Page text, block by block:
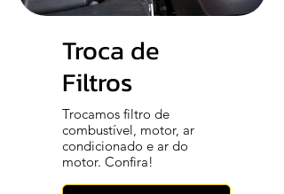
Troca de
Filtros
Trocamos filtro de
combustível, motor, ar
condicionado e ar do
motor. Confira!